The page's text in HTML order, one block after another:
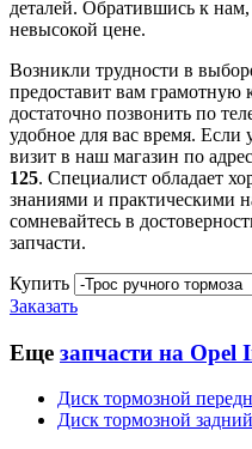
деталей. Обратившись к
невысокой цене.
Возникли трудности в
предоставит вам грамотную
достаточно позвонить по
удобное для вас время. Если
визит в наш магазин по
125. Специалист обладает
знаниями и практическими
сомневайтесь в
запчасти.
Купить
Заказать
Еще запчасти на Opel
Диск тормозной
Диск тормозной задний